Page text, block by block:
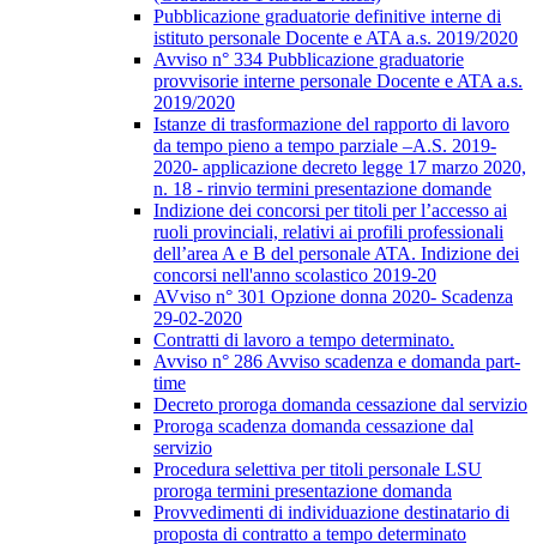
Pubblicazione graduatorie definitive interne di
istituto personale Docente e ATA a.s. 2019/2020
Avviso n° 334 Pubblicazione graduatorie
provvisorie interne personale Docente e ATA a.s.
2019/2020
Istanze di trasformazione del rapporto di lavoro
da tempo pieno a tempo parziale –A.S. 2019-
2020- applicazione decreto legge 17 marzo 2020,
n. 18 - rinvio termini presentazione domande
Indizione dei concorsi per titoli per l’accesso ai
ruoli provinciali, relativi ai profili professionali
dell’area A e B del personale ATA. Indizione dei
concorsi nell'anno scolastico 2019-20
AVviso n° 301 Opzione donna 2020- Scadenza
29-02-2020
Contratti di lavoro a tempo determinato.
Avviso n° 286 Avviso scadenza e domanda part-
time
Decreto proroga domanda cessazione dal servizio
Proroga scadenza domanda cessazione dal
servizio
Procedura selettiva per titoli personale LSU
proroga termini presentazione domanda
Provvedimenti di individuazione destinatario di
proposta di contratto a tempo determinato